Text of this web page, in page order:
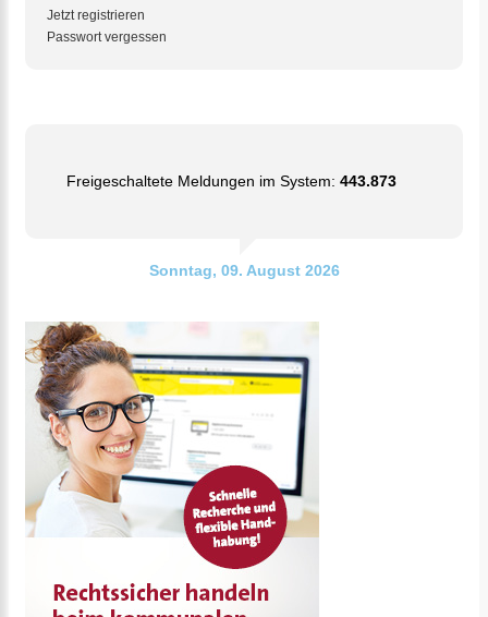
Jetzt registrieren
Passwort vergessen
Freigeschaltete Meldungen im System: 443.873
Sonntag, 09. August 2026